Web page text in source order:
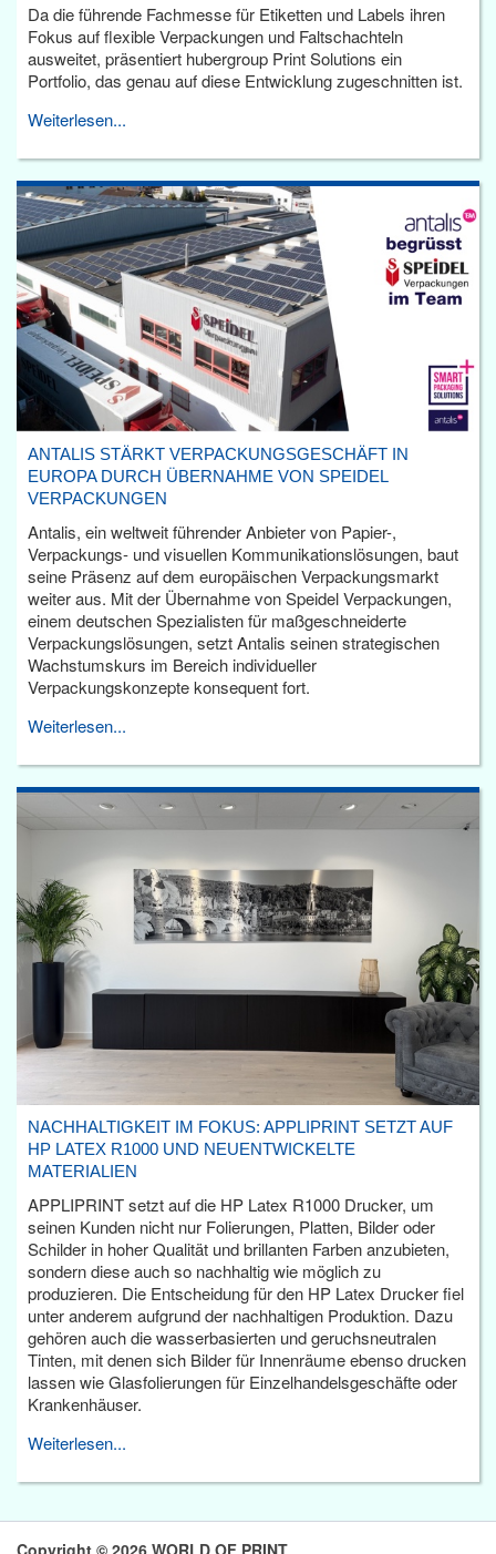
Da die führende Fachmesse für Etiketten und Labels ihren
Fokus auf flexible Verpackungen und Faltschachteln
ausweitet, präsentiert hubergroup Print Solutions ein
Portfolio, das genau auf diese Entwicklung zugeschnitten ist.
Weiterlesen...
ANTALIS STÄRKT VERPACKUNGSGESCHÄFT IN
EUROPA DURCH ÜBERNAHME VON SPEIDEL
VERPACKUNGEN
Antalis, ein weltweit führender Anbieter von Papier-,
Verpackungs- und visuellen Kommunikationslösungen, baut
seine Präsenz auf dem europäischen Verpackungsmarkt
weiter aus. Mit der Übernahme von Speidel Verpackungen,
einem deutschen Spezialisten für maßgeschneiderte
Verpackungslösungen, setzt Antalis seinen strategischen
Wachstumskurs im Bereich individueller
Verpackungskonzepte konsequent fort.
Weiterlesen...
NACHHALTIGKEIT IM FOKUS: APPLIPRINT SETZT AUF
HP LATEX R1000 UND NEUENTWICKELTE
MATERIALIEN
APPLIPRINT setzt auf die HP Latex R1000 Drucker, um
seinen Kunden nicht nur Folierungen, Platten, Bilder oder
Schilder in hoher Qualität und brillanten Farben anzubieten,
sondern diese auch so nachhaltig wie möglich zu
produzieren. Die Entscheidung für den HP Latex Drucker fiel
unter anderem aufgrund der nachhaltigen Produktion. Dazu
gehören auch die wasserbasierten und geruchsneutralen
Tinten, mit denen sich Bilder für Innenräume ebenso drucken
lassen wie Glasfolierungen für Einzelhandelsgeschäfte oder
Krankenhäuser.
Weiterlesen...